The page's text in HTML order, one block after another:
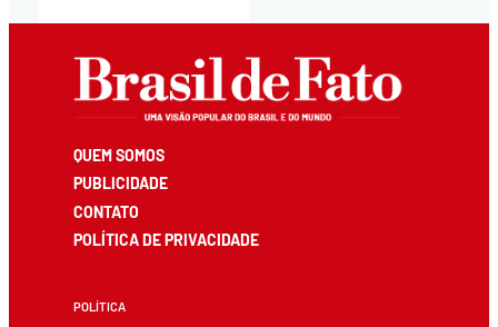
QUEM SOMOS
PUBLICIDADE
CONTATO
POLÍTICA DE PRIVACIDADE
POLÍTICA